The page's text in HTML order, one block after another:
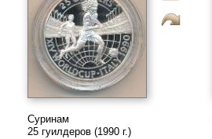
Суринам
25 гуилдеров (1990 г.)